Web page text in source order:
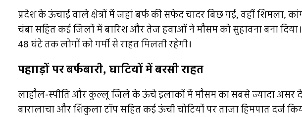
प्रदेश के ऊंचाई वाले क्षेत्रों में जहां बर्फ की सफेद चादर बिछ गई, वहीं शिमला,
चंबा सहित कई जिलों में बारिश और तेज हवाओं ने मौसम को सुहावना बना
48 घंटे तक लोगों को गर्मी से राहत मिलती रहेगी।
पहााड़ों पर बर्फबारी, घाटियों में बरसी राहत
लाहौल-स्पीति और कुल्लू जिले के ऊंचे इलाकों में मौसम का सबसे ज्यादा असर
बारालाचा और शिंकुला टॉप सहित कई ऊंची चोटियों पर ताजा हिमपात दर्ज